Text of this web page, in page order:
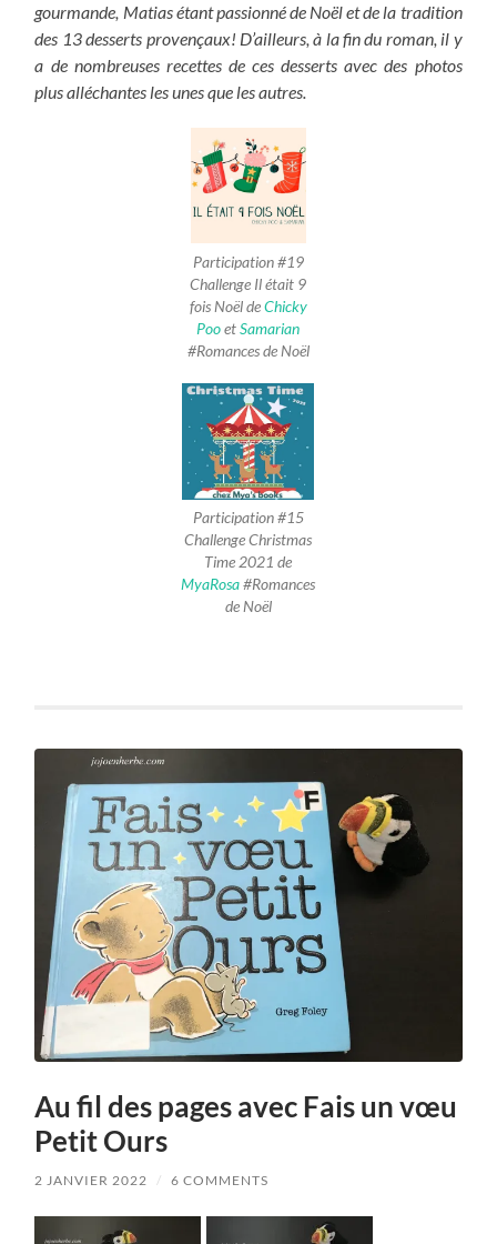
gourmande, Matias étant passionné de Noël et de la tradition
des 13 desserts provençaux! D’ailleurs, à la fin du roman, il y
a de nombreuses recettes de ces desserts avec des photos
plus alléchantes les unes que les autres.
Participation #19
Challenge Il était 9
fois Noël deChicky
PooetSamarian
#Romances de Noël
Participation #15
Challenge Christmas
Time 2021 de
MyaRosa#Romances
de Noël
Au fil des pages avec Fais un vœu
Petit Ours
2 JANVIER 2022 / 6 COMMENTS